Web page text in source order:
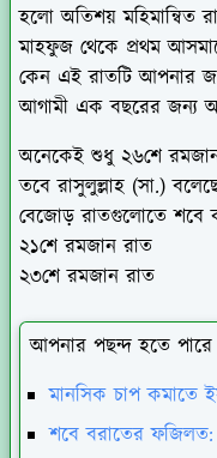
হলো অতিশয় মহিমান্বিত
মাহফুজ থেকে প্রথম
কেন এই রাতটি আপনার
আগামী এক বছরের জন্য
অনেকেই শুধু ২৬শে
তবে রাসুলুল্লাহ (সা.)
বেজোড় রাতগুলোতে শবে
২১শে রমজান রাত
২৩শে রমজান রাত
আপনার পছন্দ হতে
মানসিক চাপ কমাতে
শবে বরাতের